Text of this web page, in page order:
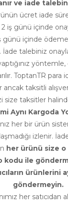
ve iade
ücret iade
2 iş günü içinde
günü içinde
İade talebiniz
ToptanTR
taksitli
size taksitler
Aynı Kargoda
her bir ürün
izlenir.
her ürünü size
kodu ile
ürünlerini
göndermeyin.
her satıcıdan